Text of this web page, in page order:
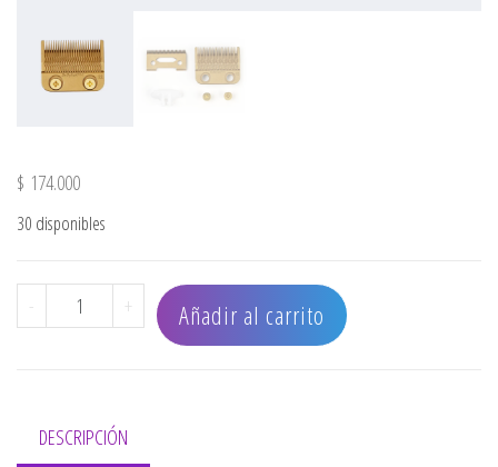
$ 174.000
30 disponibles
- CUCHILLA FADE DE PRECISIÓN GOLD cantidad
+ Añadir al carrito
DESCRIPCIÓN